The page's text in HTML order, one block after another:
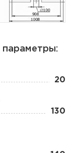
параметры:
20
130